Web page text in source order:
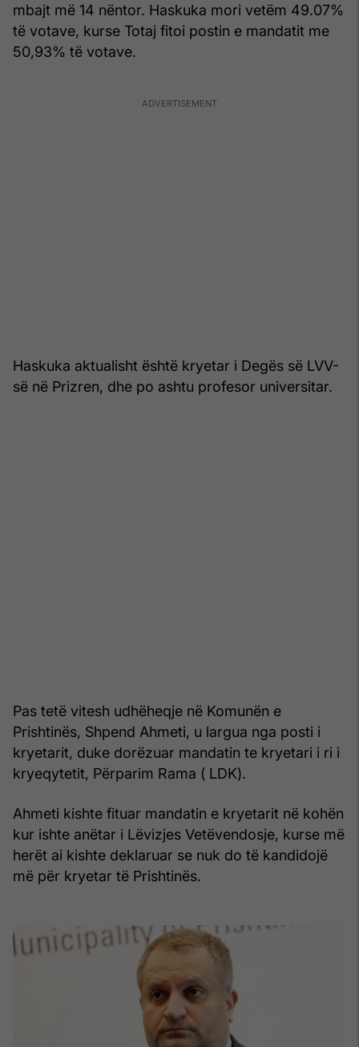
mbajt më 14 nëntor. Haskuka mori vetëm 49.07%
të votave, kurse Totaj fitoi postin e mandatit me
50,93% të votave.
Haskuka aktualisht është kryetar i Degës së LVV-
së në Prizren, dhe po ashtu profesor universitar.
Pas tetë vitesh udhëheqje në Komunën e
Prishtinës, Shpend Ahmeti, u largua nga posti i
kryetarit, duke dorëzuar mandatin te kryetari i ri i
kryeqytetit, Përparim Rama ( LDK).
Ahmeti kishte fituar mandatin e kryetarit në kohën
kur ishte anëtar i Lëvizjes Vetëvendosje, kurse më
herët ai kishte deklaruar se nuk do të kandidojë
më për kryetar të Prishtinës.